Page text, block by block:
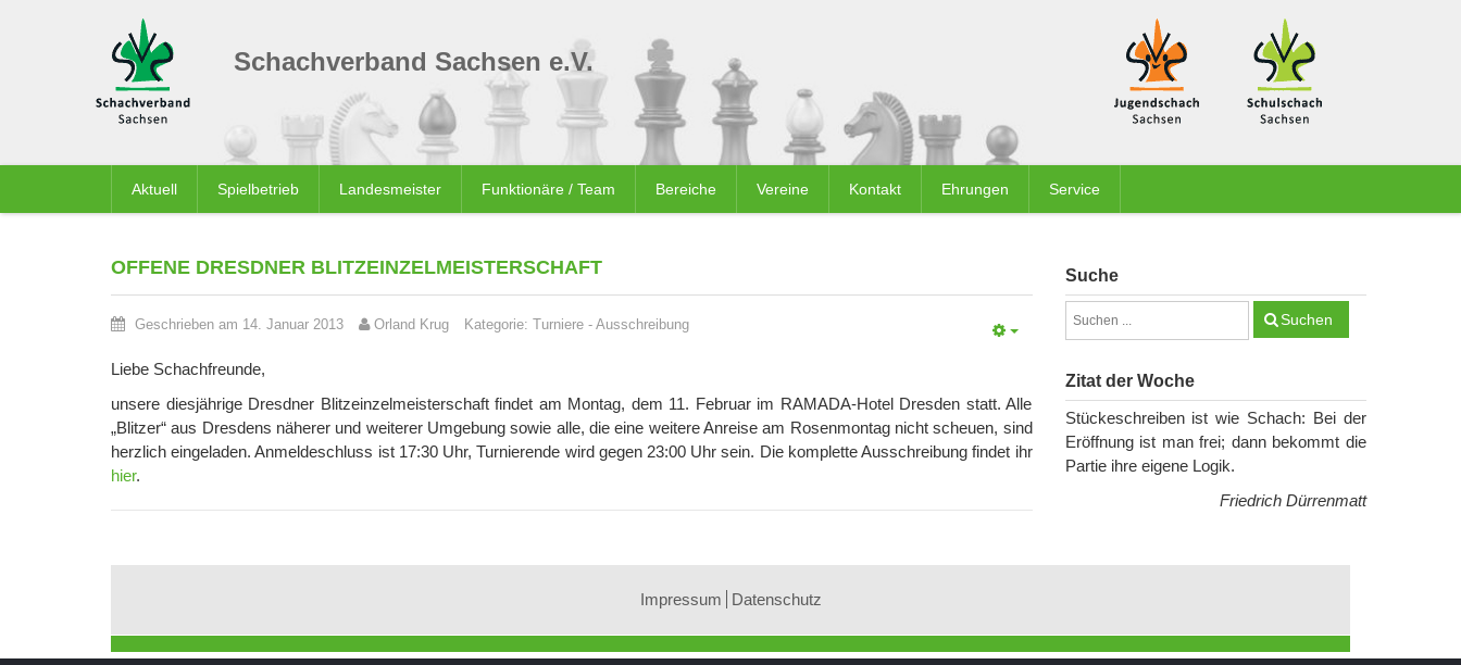
Schachverband Sachsen e.V.
Aktuell Spielbetrieb Landesmeister Funktionäre / Team Bereiche Vereine Kontakt Ehrungen Service
OFFENE DRESDNER BLITZEINZELMEISTERSCHAFT
Geschrieben am 14. Januar 2013 Orland Krug Kategorie: Turniere - Ausschreibung
Liebe Schachfreunde,
unsere diesjährige Dresdner Blitzeinzelmeisterschaft findet am Montag, dem 11. Februar im RAMADA-Hotel Dresden statt. Alle
„Blitzer“ aus Dresdens näherer und weiterer Umgebung sowie alle, die eine weitere Anreise am Rosenmontag nicht scheuen, sind
herzlich eingeladen. Anmeldeschluss ist 17:30 Uhr, Turnierende wird gegen 23:00 Uhr sein. Die komplette Ausschreibung findet ihr
hier.
Suche
Suchen
Zitat der Woche
Stückeschreiben ist wie Schach: Bei der
Eröffnung ist man frei; dann bekommt die
Partie ihre eigene Logik.
Friedrich Dürrenmatt
Impressum Datenschutz